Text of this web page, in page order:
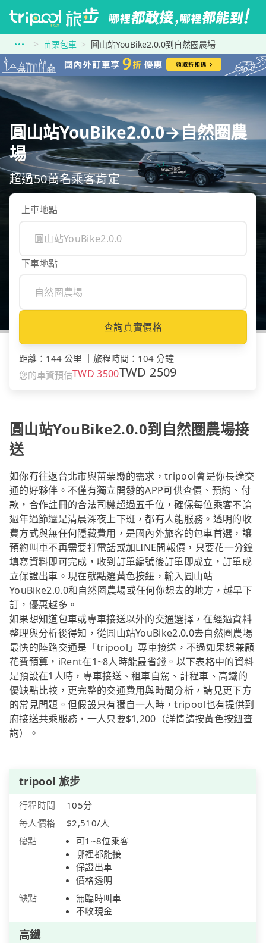
苗栗包車 圓山站YouBike2.0.0到自然圈農場
圓山站YouBike2.0.0→自然圈農
場
超過50萬名乘客肯定
上車地點
下車地點
查詢真實價格
距離 ： 144 公里 旅程時間 ： 104 分鐘
您的車資預估TWD3500TWD 2509
圓山站YouBike2.0.0到自然圈農場接
送
如你有往返台北市與苗栗縣的需求，tripool會是你長途交
通的好夥伴。不僅有獨立開發的APP可供查價、預約、付
款，合作註冊的合法司機超過五千位，確保每位乘客不論
過年過節還是清晨深夜上下班，都有人能服務。透明的收
費方式與無任何隱藏費用，是國內外旅客的包車首選，讓
預約叫車不再需要打電話或加LINE問報價，只要花一分鐘
填寫資料即可完成，收到訂單編號後訂單即成立，訂單成
立保證出車。現在就點選黃色按鈕，輸入圓山站
YouBike2.0.0和自然圈農場或任何你想去的地方，越早下
訂，優惠越多。
如果想知道包車或專車接送以外的交通選擇，在經過資料
整理與分析後得知，從圓山站YouBike2.0.0去自然圈農場
最快的陸路交通是「tripool」專車接送，不過如果想兼顧
花費預算，iRent在1~8人時能最省錢。以下表格中的資料
是預設在1人時，專車接送、租車自駕、計程車、高鐵的
優缺點比較，更完整的交通費用與時間分析，請見更下方
的常見問題。但假設只有獨自一人時，tripool也有提供到
府接送共乘服務，一人只要$1,200（詳情請按黃色按鈕查
詢）。
tripool 旅步
行程時間
105分
每人價格
$2,510/人
優點
可1~8位乘客
哪裡都能接
保證出車
價格透明
缺點
無臨時叫車
不收現金
高鐵